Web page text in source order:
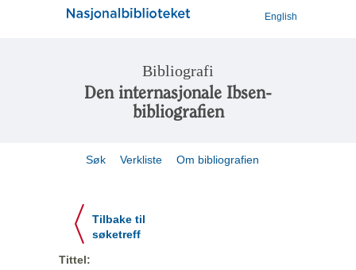
English
Bibliografi
Den internasjonale Ibsen-
bibliografien
Søk Verkliste Om bibliografien
Tilbake til
søketreff
Tittel: